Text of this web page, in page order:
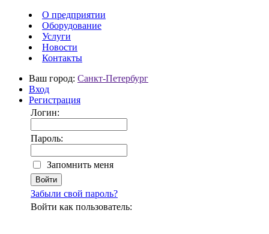
О предприятии
Оборудование
Услуги
Новости
Контакты
Ваш город: Санкт-Петербург
Вход
Регистрация
Логин:
Пароль:
Запомнить меня
Забыли свой пароль?
Войти как пользователь: